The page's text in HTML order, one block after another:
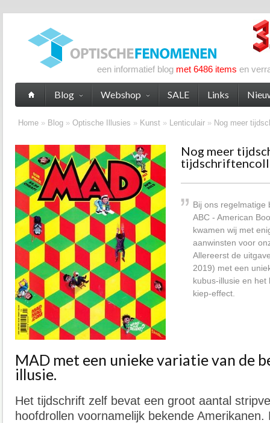
een informatief blog met 6486 items en
Home » Blog » Optische Illusies » Kunst » Lenticulair » Nog meer
Nog meer
Bij ons regelmatige
ABC - American
kwamen wij met
aanwinsten voor
Allereerst de
2019) met een
kubus-illusie en
kiep-effect.
MAD met een unieke variatie van de
illusie.
Het tijdschrift zelf bevat een groot aantal
hoofdrollen voornamelijk bekende
Blog Webshop SALE Links